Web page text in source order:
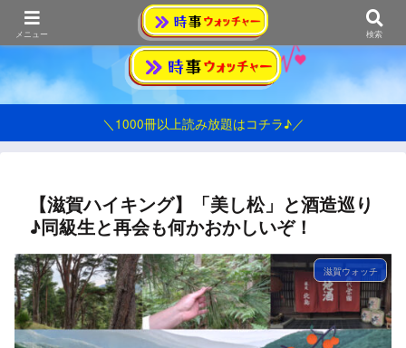
おうみ発シンプル情報ブログ
＼1000冊以上読み放題はコチラ♪／
【滋賀ハイキング】「美し松」と酒造巡り
♪同級生と再会も何かおかしいぞ！
滋賀ウォッチ
メニュー 検索